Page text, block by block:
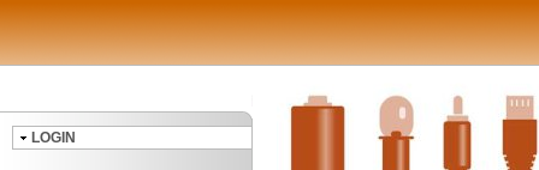
LOGIN